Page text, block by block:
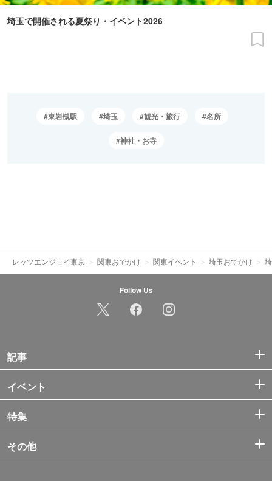
埼玉で開催される夏祭り・イベント2026
東岩槻駅 埼玉 観光・旅行 名所
神社・お寺
レッツエンジョイ東京 関東おでかけ 関東イベント 埼玉おでかけ
Follow Us
記事
イベント
特集
その他